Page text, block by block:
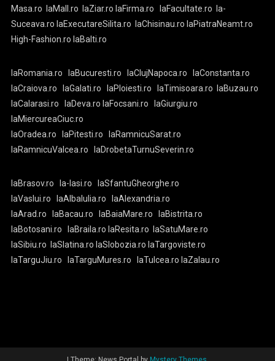
Masa.ro
laMall.ro laZiar.ro laFirma.ro laFacultate.ro
la-
Suceava.ro laExecutareSilita.ro laChisinau.ro laPiatraNeamt.ro
High-Fashion.ro laBalti.ro
laRomania.ro laBucuresti.ro laClujNapoca.ro
laConstanta.ro
laCraiova.ro
laGalati.ro laPloiesti.ro laTimisoara.ro
laBuzau.ro
laCalarasi.ro
laDeva.ro laFocsani.ro
laGiurgiu.ro
laMiercureaCiuc.ro
laOradea.ro
laPitesti.ro
laRamnicuSarat.ro
laRamnicuValcea.ro
laDrobetaTurnuSeverin.ro
laBrasov.ro la-Iasi.ro
laSfantuGheorghe.ro
laVaslui.ro
laAlbaIulia.ro
laAlexandria.ro
laArad.ro
laBacau.ro laBaiaMare.ro
laBistrita.ro
laBotosani.ro
laBraila.ro laResita.ro
laSatuMare.ro
laSibiu.ro
laSlatina.ro laSlobozia.ro laTargoviste.ro
laTarguJiu.ro
laTarguMures.ro laTulcea.ro laZalau.ro